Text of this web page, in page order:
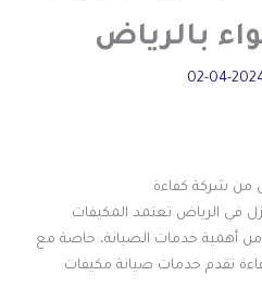
بالرياض
2024-04-
من شركة كفاءة
70% من المنازل في الرياض تعتمد المكيفات
من أهمية خدمات الصيانة، خاصة مع
تقدم خدمات صيانة مكيفات